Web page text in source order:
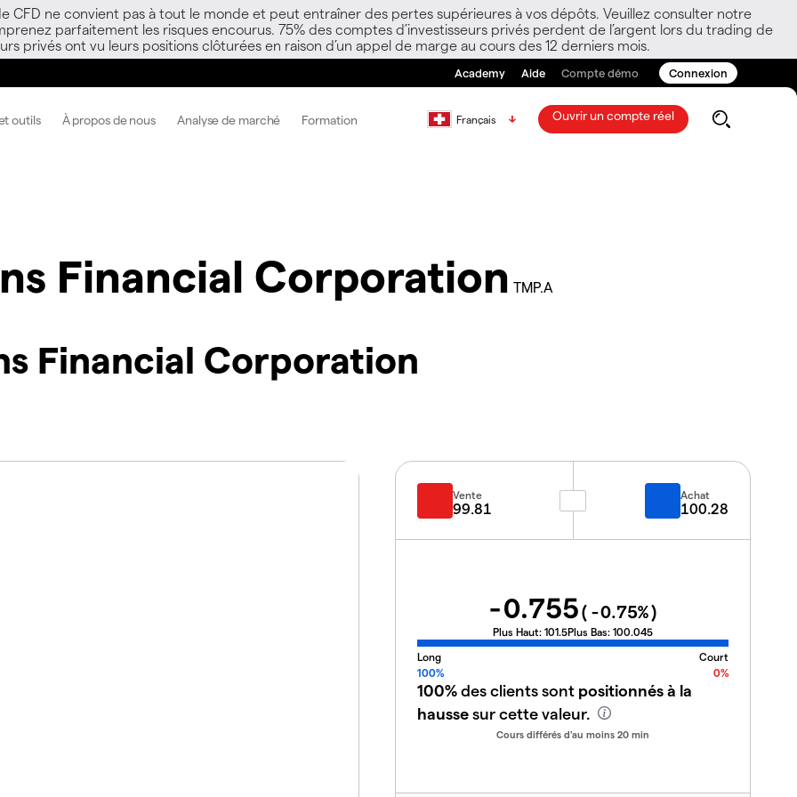
CFD ne convient pas à tout le monde et peut entraîner des pertes supérieures à vos dépôts. Veuillez consulter notre
parfaitement les risques encourus. 75% des comptes d’investisseurs privés perdent de l’argent lors du trading de
privés ont vu leurs positions clôturées en raison d’un appel de marge au cours des 12 derniers mois.
Academy Aide Compte démo Connexion
outils À propos de nous Analyse de marché Formation Français Ouvrir un compte réel
Financial Corporation TMP.A
Financial Corporation
Vente
99.81
Achat
100.28
-0.755( -0.75%)
Plus Haut: 101.5Plus Bas: 100.045
Long
Court
100%
0%
100%des clients sont positionnés à la
haussesur cette valeur.
Cours différés d'au moins 20 min